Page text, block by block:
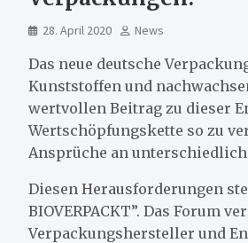
28. April 2020 News
Das neue deutsche
Kunststoffen und
wertvollen Beitrag zu dieser
Wertschöpfungskette so zu
Ansprüche an
Diesen Herausforderungen
BIOVERPACKT”. Das Forum
Verpackungshersteller und